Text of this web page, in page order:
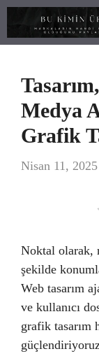
İçeriğe
Medya
Grafik
Nisan 11, 2025
Noktal olarak,
şekilde
Web tasarım
ve kullanıcı
grafik tasarım